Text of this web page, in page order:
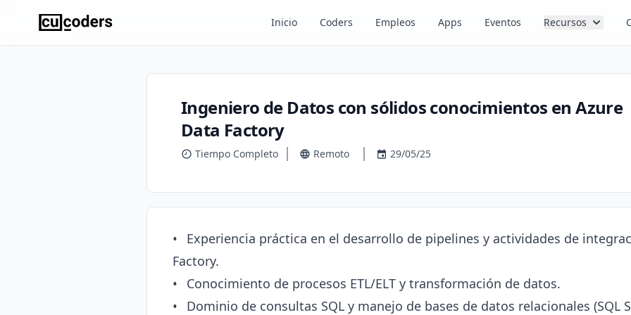
Inicio Coders Empleos Apps Eventos Recursos
Ingeniero de Datos con sólidos conocimientos en Azure
Data Factory
Tiempo Completo Remoto 29/05/25
•	Experiencia práctica en el desarrollo de pipelines y actividades de integración en Azure Data
Factory.
•	Conocimiento de procesos ETL/ELT y transformación de datos.
•	Dominio de consultas SQL y manejo de bases de datos relacionales (SQL Server, PostgreSQL, etc.).